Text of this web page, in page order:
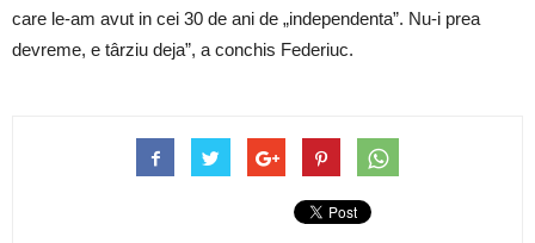
care le-am avut in cei 30 de ani de „independenta”. Nu-i prea
devreme, e târziu deja”, a conchis Federiuc.